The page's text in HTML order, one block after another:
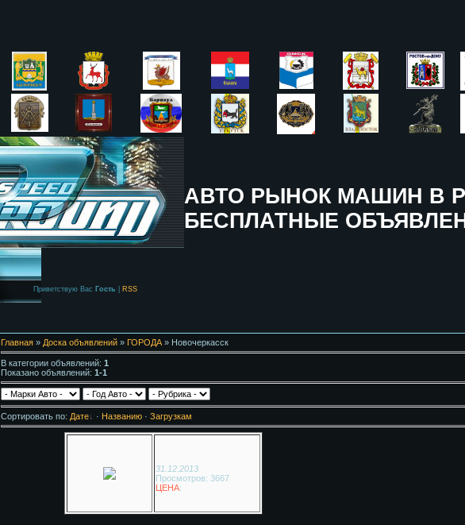
АВТО РЫНОК МАШИН В
БЕСПЛАТНЫЕ
Приветствую Вас Гость RSS
Главная » Доска объявлений » ГОРОДА » Новочеркасск
В категории объявлений: 1
Показано объявлений: 1-1
Сортировать по: Дате · Названию · Загрузкам
31.12.2013
Просмотров: 3667
ЦЕНА: